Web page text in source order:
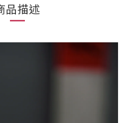
品描述